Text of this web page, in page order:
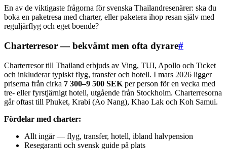
En av de viktigaste frågorna för svenska Thailandresenärer: ska du
boka en paketresa med charter, eller paketera ihop resan själv med
reguljärflyg och eget boende?
Charterresor — bekvämt men ofta dyrare#
Charterresor till Thailand erbjuds av Ving, TUI, Apollo och Ticket
och inkluderar typiskt flyg, transfer och hotell. I mars 2026 ligger
priserna från cirka 7 300–9 500 SEK per person för en vecka med
tre- eller fyrstjärnigt hotell, utgående från Stockholm. Charterresorna
går oftast till Phuket, Krabi (Ao Nang), Khao Lak och Koh Samui.
Fördelar med charter:
Allt ingår — flyg, transfer, hotell, ibland halvpension
Resegaranti och svensk guide på plats